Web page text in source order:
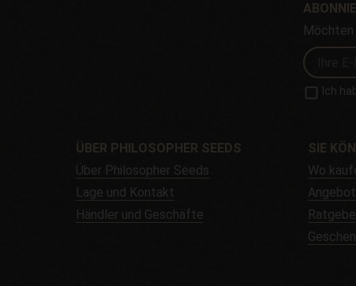
Ich
ÜBER PHILOSOPHER SEEDS
Über Philosopher Seeds
Lage und Kontakt
Händler und Geschäfte
SIE
Wo